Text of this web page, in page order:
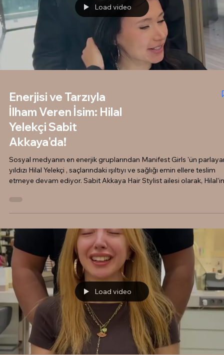
Load video
Enerjisi ve Tarzıyla
İlham Veren İsim: Hilal
Yelekçi Sabit
Akkaya'da!
yıldızı Hilal Yelekçi , saçlarındaki ışıltıyı ve sağlığı emin ellere teslim
her ziyaretinde salonumuza getirdiği pozitif enerjiye ve stiline
hayranız! Moda ve güzellik dünyasındaki trendleri yakından takip
eden, hatta bu trendlere yön veren Hilal Yelekçi, saç değişimleri ve
bakımları için sık sık misafirimiz oluyor. Değişimin ve Güvenin Ad
Load video